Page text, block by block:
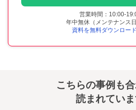
営業時間：10:00-
年中無休（メンテナンス日
資料を無料ダウンロー
こちらの事例も
読まれてい